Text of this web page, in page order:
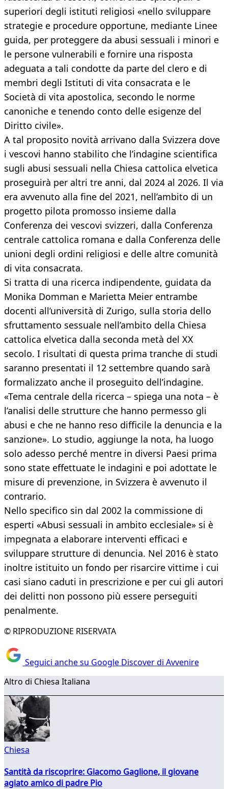
superiori degli istituti religiosi «nello sviluppare
strategie e procedure opportune, mediante Linee
guida, per proteggere da abusi sessuali i minori e
le persone vulnerabili e fornire una risposta
adeguata a tali condotte da parte del clero e di
membri degli Istituti di vita consacrata e le
Società di vita apostolica, secondo le norme
canoniche e tenendo conto delle esigenze del
Diritto civile».
A tal proposito novità arrivano dalla Svizzera dove
i vescovi hanno stabilito che l’indagine scientifica
sugli abusi sessuali nella Chiesa cattolica elvetica
proseguirà per altri tre anni, dal 2024 al 2026. Il via
era avvenuto alla fine del 2021, nell’ambito di un
progetto pilota promosso insieme dalla
Conferenza dei vescovi svizzeri, dalla Conferenza
centrale cattolica romana e dalla Conferenza delle
unioni degli ordini religiosi e delle altre comunità
di vita consacrata.
Si tratta di una ricerca indipendente, guidata da
Monika Domman e Marietta Meier entrambe
docenti all’università di Zurigo, sulla storia dello
sfruttamento sessuale nell’ambito della Chiesa
cattolica elvetica dalla seconda metà del XX
secolo. I risultati di questa prima tranche di studi
saranno presentati il 12 settembre quando sarà
formalizzato anche il proseguito dell’indagine.
«Tema centrale della ricerca – spiega una nota – è
l’analisi delle strutture che hanno permesso gli
abusi e che ne hanno reso difficile la denuncia e la
sanzione». Lo studio, aggiunge la nota, ha luogo
solo adesso perché mentre in diversi Paesi prima
sono state effettuate le indagini e poi adottate le
misure di prevenzione, in Svizzera è avvenuto il
contrario.
Nello specifico sin dal 2002 la commissione di
esperti «Abusi sessuali in ambito ecclesiale» si è
impegnata a elaborare interventi efficaci e
sviluppare strutture di denuncia. Nel 2016 è stato
inoltre istituito un fondo per risarcire vittime i cui
casi siano caduti in prescrizione e per cui gli autori
dei delitti non possono più essere perseguiti
penalmente.
© RIPRODUZIONE RISERVATA
Seguici anche su Google Discover di Avvenire
Altro di Chiesa Italiana
Chiesa
Santità da riscoprire: Giacomo Gaglione, il giovane
agiato amico di padre Pio